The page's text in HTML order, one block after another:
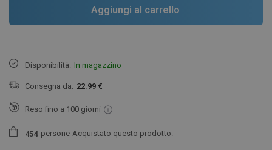
Aggiungi al carrello
Disponibilità: In magazzino
Consegna da: 22.99 €
Reso fino a 100 giorni
454 persone Acquistato questo prodotto.